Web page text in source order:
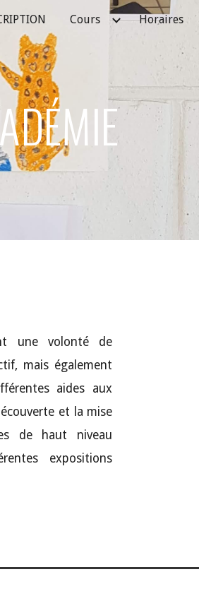
Skip to navigation
Cours Horaires
une volonté de
mais également
aides aux
et la mise
de haut niveau
expositions